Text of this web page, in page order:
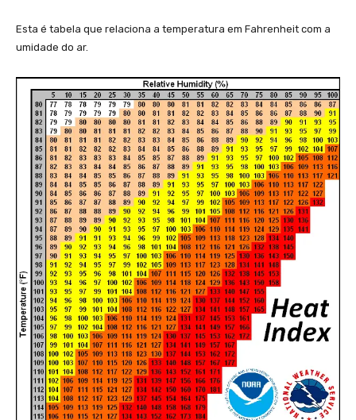
}
+
1
0,
4
5
-
v
)
\
fr
a
c
{
T
-
3
3
Esta é tabela que relaciona a temperatura em Fahrenheit com a
umidade do ar.